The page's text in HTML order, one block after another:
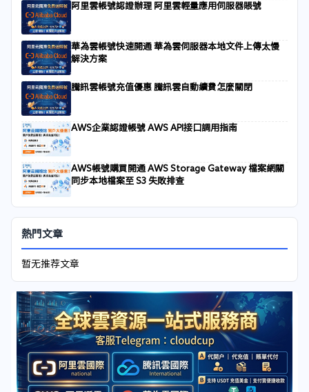
阿里雲帳號認證辦理 阿里雲輕量應用伺服器賬號
華為雲帳號快速開通 華為雲伺服器本地文件上傳太慢
解決方案
騰訊雲帳號充值優惠 騰訊雲自動續費怎麼關閉
AWS企業認證帳號 AWS API接口調用指南
AWS帳號購買開通 AWS Storage Gateway 檔案網關
同步本地檔案至 S3 失敗排查
熱門文章
暂无推荐文章